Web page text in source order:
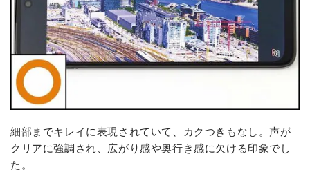
細部までキレイに表現されていて、カクつきもなし。声が
クリアに強調され、広がり感や奥行き感に欠ける印象でし
た。